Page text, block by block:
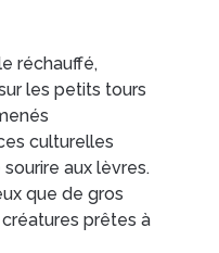
réchauffé,
les petits tours
culturelles
aux lèvres.
que de gros
prêtes à